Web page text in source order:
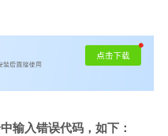
输入错误代码，如下：